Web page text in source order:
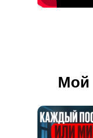
Мой